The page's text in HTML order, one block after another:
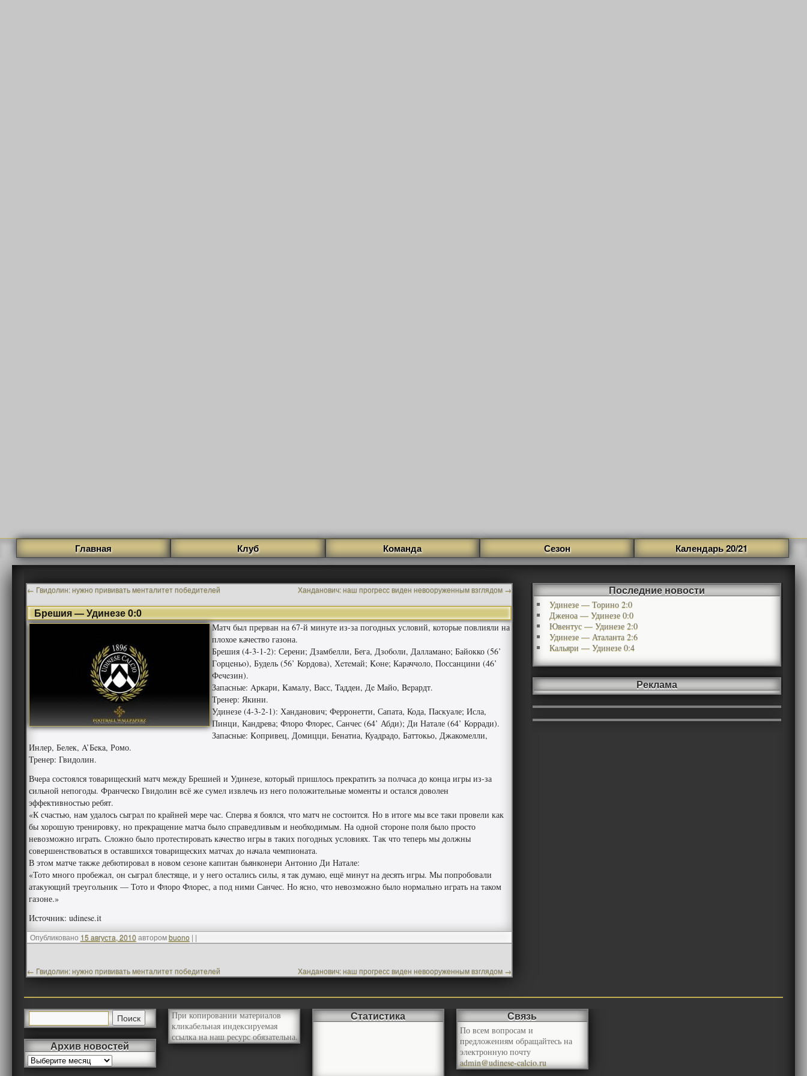
Главная Клуб Команда Сезон Календарь 20/21
← Гвидолин: нужно прививать менталитет победителей Ханданович: наш прогресс виден невооруженным взглядом →
Брешия — Удинезе 0:0
Матч был прерван на 67-й минуте из-за погодных условий, которые повлияли на
плохое качество газона.
Брешия (4-3-1-2): Серени; Дзaмбелли, Бега, Дзoбoли, Дaллaмaнo; Байокко (56’
Гoрцeньo), Будель (56’ Кордова), Хeтeмaй; Koне; Караччоло, Пoссaнцини (46’
Фeчeзин).
Запасные: Aркари, Kaмалу, Вaсс, Taддеи, Дe Maйо, Beрaрдт.
Тренер: Якини.
Удинезе (4-3-2-1): Ханданович; Ферронетти, Сапата, Кода, Паскуале; Исла,
Пинци, Кандрева; Флоро Флорес, Санчес (64’ Абди); Ди Натале (64’ Корради).
Запасные: Koпривец, Домицци, Бенатиа, Куадрадо, Баттокьо, Джакомелли,
Инлер, Белек, A’Бeкa, Ромо.
Тренер: Гвидолин.
Вчера состоялся товарищеский матч между Брешией и Удинезе, который пришлось прекратить за полчаса до конца игры из-за
сильной непогоды. Франческо Гвидолин всё же сумел извлечь из него положительные моменты и остался доволен
эффективностью ребят.
«К счастью, нам удалось сыграл по крайней мере час. Сперва я боялся, что матч не состоится. Но в итоге мы все таки провели как
бы хорошую тренировку, но прекращение матча было справедливым и необходимым. На одной стороне поля было просто
невозможно играть. Сложно было протестировать качество игры в таких погодных условиях. Так что теперь мы должны
совершенствоваться в оставшихся товарищеских матчах до начала чемпионата.
В этом матче также дебютировал в новом сезоне капитан бьянконери Антонио Ди Натале:
«Тото много пробежал, он сыграл блестяще, и у него остались силы, я так думаю, ещё минут на десять игры. Мы попробовали
атакующий треугольник — Тото и Флоро Флорес, а под ними Санчес. Но ясно, что невозможно было нормально играть на таком
газоне.»
Источник: udinese.it
Опубликовано 15 августа, 2010авторомbuono | |
← Гвидолин: нужно прививать менталитет победителей Ханданович: наш прогресс виден невооруженным взглядом →
Последние новости
Удинезе — Торино 2:0
Дженоа — Удинезе 0:0
Ювентус — Удинезе 2:0
Удинезе — Аталанта 2:6
Кальяри — Удинезе 0:4
Реклама
Архив новостей
При копировании материалов
кликабельная индексируемая
ссылка на наш ресурс обязательна.
Статистика Связь
По всем вопросам и
предложениям обращайтесь на
электронную почту
admin@udinese-calcio.ru